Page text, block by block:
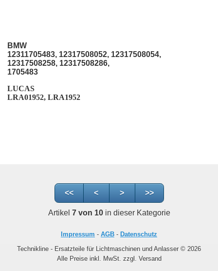
BMW
12311705483, 12317508052, 12317508054,
12317508258, 12317508286,
1705483
LUCAS
LRA01952, LRA1952
<< < > >>
Artikel 7 von 10in dieser Kategorie
Impressum - AGB - Datenschutz
Technikline - Ersatzteile für Lichtmaschinen und Anlasser © 2026
Alle Preise inkl. MwSt. zzgl. Versand